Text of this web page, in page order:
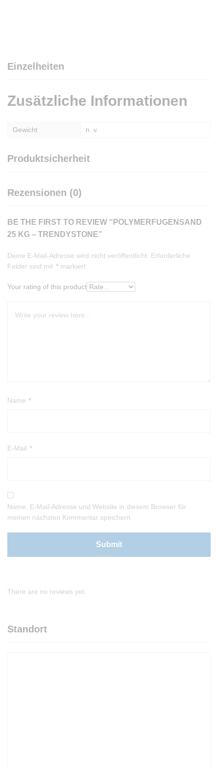
Einzelheiten
Zusätzliche Informationen
Gewicht n. v.
Produktsicherheit
Rezensionen (0)
BE THE FIRST TO REVIEW “POLYMERFUGENSAND
25 KG – TRENDYSTONE”
Deine E-Mail-Adresse wird nicht veröffentlicht. Erforderliche
Felder sind mit * markiert
Your rating of this product
Name *
E-Mail *
Name, E-Mail-Adresse und Website in diesem Browser für
meinen nächsten Kommentar speichern.
There are no reviews yet.
Standort